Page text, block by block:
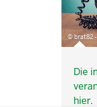
© brat82
Die
hier.